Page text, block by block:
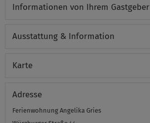
Informationen von Ihrem Gastgeber
Ausstattung & Information
Karte
Adresse
Ferienwohnung Angelika Gries